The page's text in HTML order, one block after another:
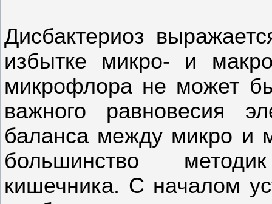
Дисбактериоз
избытке микро- и
микрофлора не может
важного равновесия
баланса между микро и
большинство
кишечника. С началом